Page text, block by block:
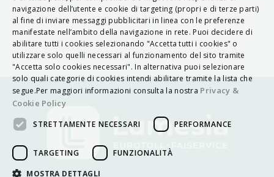
ENGLISH
FRENCH
HUNGARIAN
DEUTSCH
POLSKI
PORTUGUÊS
navigazione dell’utente e cookie di targeting (propri e di terze parti)
al fine di inviare messaggi pubblicitari in linea con le preferenze
manifestate nell’ambito della navigazione in rete. Puoi decidere di
abilitare tutti i cookies selezionando "Accetta tutti i cookies" o
utilizzare solo quelli necessari al funzionamento del sito tramite
"Accetta solo cookies necessari". In alternativa puoi selezionare
solo quali categorie di cookies intendi abilitare tramite la lista che
segue.Per maggiori informazioni consulta la nostra Privacy &
Cookie Policy
STRETTAMENTE NECESSARI PERFORMANCE
TARGETING FUNZIONALITÀ
MOSTRA DETTAGLI